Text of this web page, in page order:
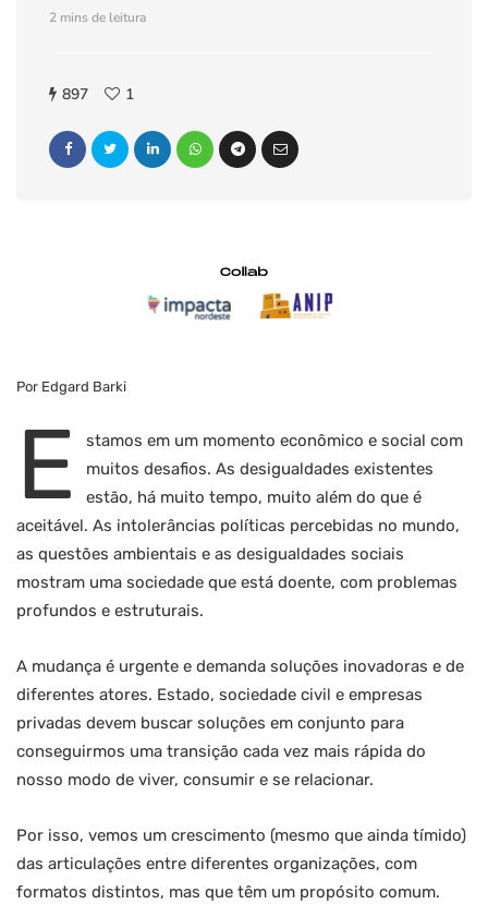
2 mins de leitura
897 1
Por Edgard Barki
E
stamos em um momento econômico e social com
muitos desafios. As desigualdades existentes
estão, há muito tempo, muito além do que é
aceitável. As intolerâncias políticas percebidas no mundo,
as questões ambientais e as desigualdades sociais
mostram uma sociedade que está doente, com problemas
profundos e estruturais.
A mudança é urgente e demanda soluções inovadoras e de
diferentes atores. Estado, sociedade civil e empresas
privadas devem buscar soluções em conjunto para
conseguirmos uma transição cada vez mais rápida do
nosso modo de viver, consumir e se relacionar.
Por isso, vemos um crescimento (mesmo que ainda tímido)
das articulações entre diferentes organizações, com
formatos distintos, mas que têm um propósito comum.